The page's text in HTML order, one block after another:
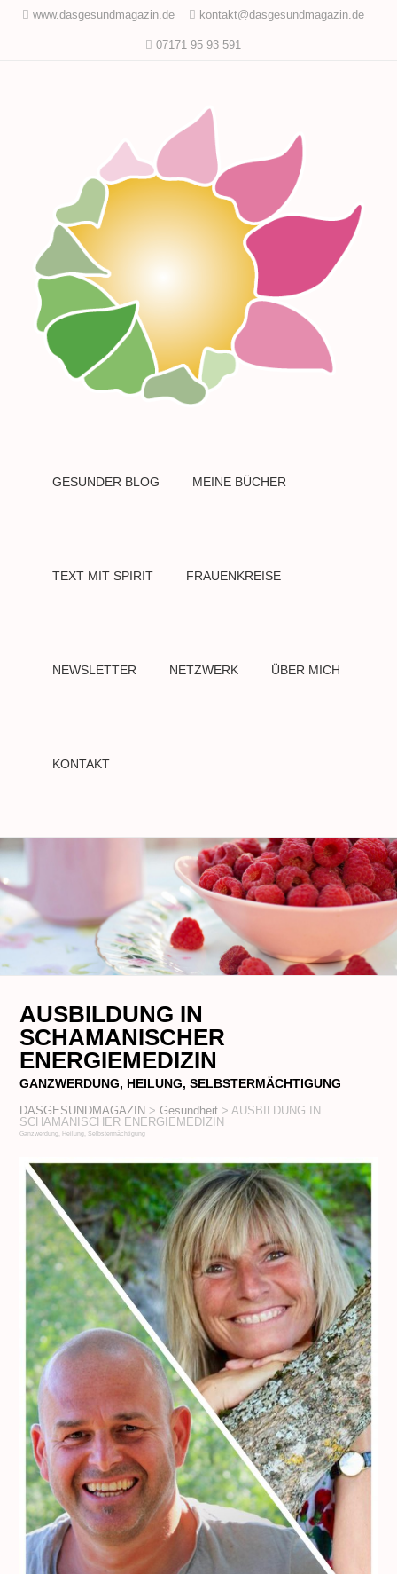
www.dasgesundmagazin.de kontakt@dasgesundmagazin.de
07171 95 93 591
GESUNDER BLOG MEINE BÜCHER
TEXT MIT SPIRIT FRAUENKREISE
NEWSLETTER NETZWERK ÜBER MICH
KONTAKT
AUSBILDUNG IN
SCHAMANISCHER
ENERGIEMEDIZIN
GANZWERDUNG, HEILUNG, SELBSTERMÄCHTIGUNG
DASGESUNDMAGAZIN >Gesundheit >AUSBILDUNG IN
SCHAMANISCHER ENERGIEMEDIZIN
Ganzwerdung, Heilung, Selbstermächtigung